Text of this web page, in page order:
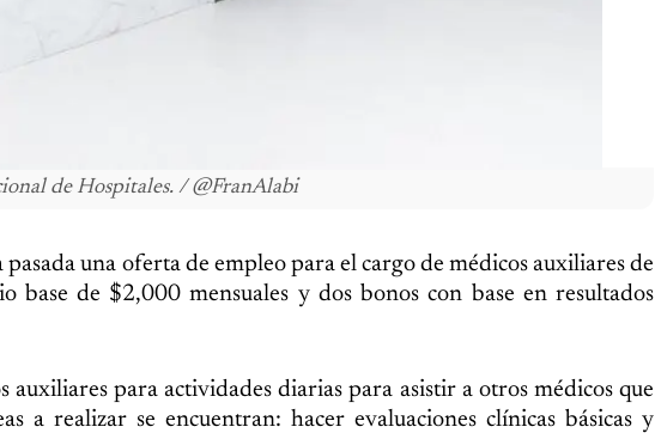
de Hospitales. / @FranAlabi
una oferta de empleo para el cargo de médicos auxiliares de
base de $2,000 mensuales y dos bonos con base en resultados
para actividades diarias para asistir a otros médicos que
a realizar se encuentran: hacer evaluaciones clínicas básicas y